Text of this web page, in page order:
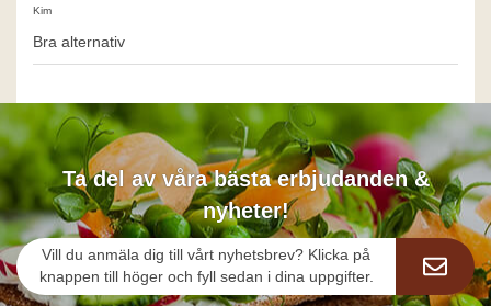
Kim
Bra alternativ
Ta del av våra bästa erbjudanden &
nyheter!
Vill du anmäla dig till vårt nyhetsbrev? Klicka på
knappen till höger och fyll sedan i dina uppgifter.